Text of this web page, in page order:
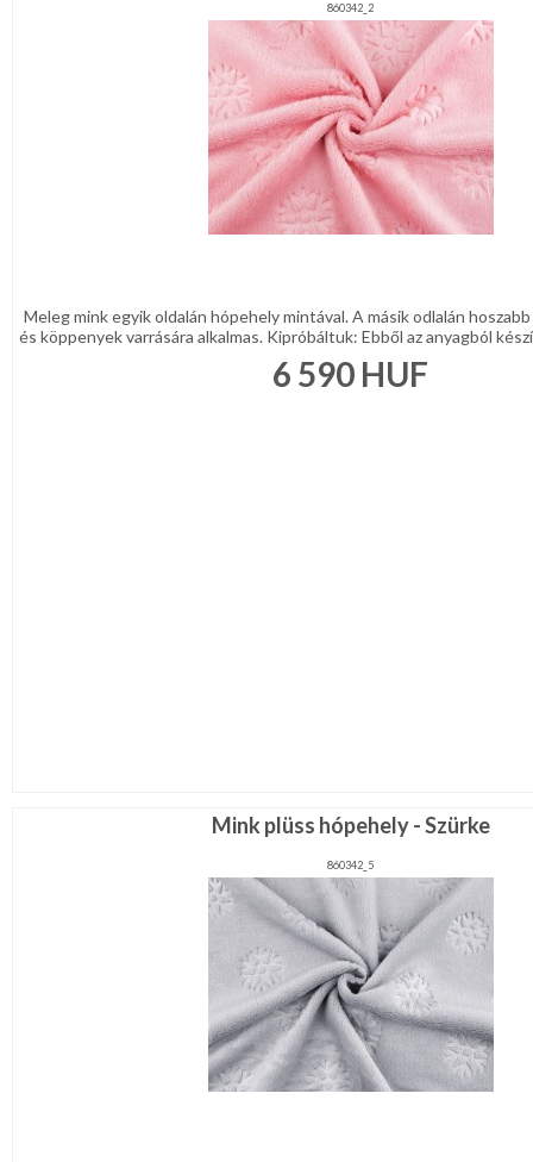
860342_2
Meleg mink egyik oldalán hópehely mintával. A másik odlalán
és köppenyek varrására alkalmas. Kipróbáltuk: Ebből az anyagból
6 590 HUF
Mink plüss hópehely - Szürke
860342_5